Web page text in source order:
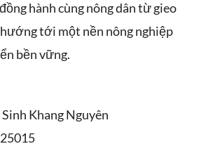
hành cùng nông dân từ gieo
tới một nền nông nghiệp
bền vững.
Khang Nguyên